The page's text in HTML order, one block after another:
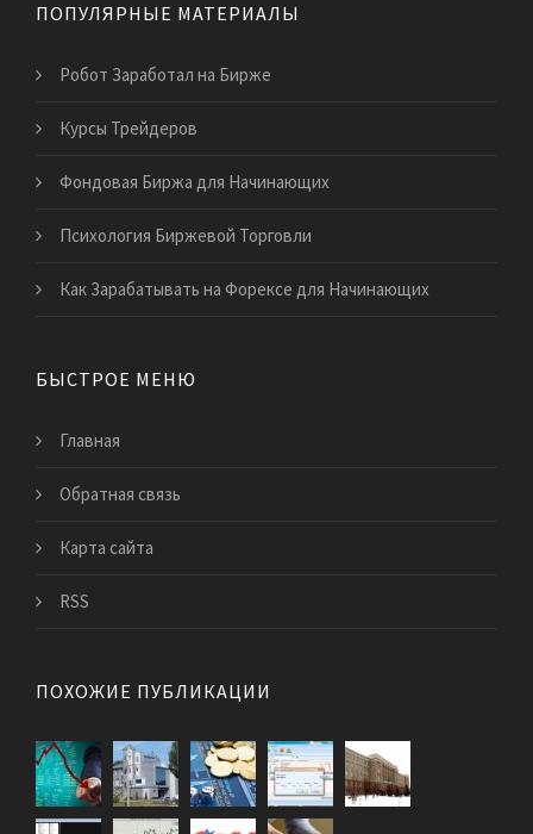
ПОПУЛЯРНЫЕ МАТЕРИАЛЫ
Робот Заработал на Бирже
Курсы Трейдеров
Фондовая Биржа для Начинающих
Психология Биржевой Торговли
Как Зарабатывать на Форексе для Начинающих
БЫСТРОЕ МЕНЮ
Главная
Обратная связь
Карта сайта
RSS
ПОХОЖИЕ ПУБЛИКАЦИИ